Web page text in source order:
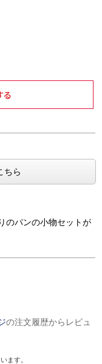
ちら
のパンの小物セットが
の注文履歴からレビュ
ます。